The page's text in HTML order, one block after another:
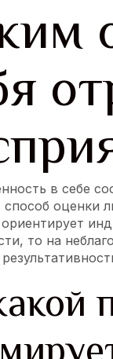
в себе
способ оценки
ориентирует
то на